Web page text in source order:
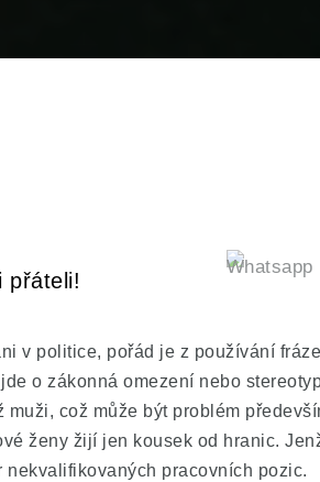
přáteli!
v politice, pořád je z používání fráze
o zákonná omezení nebo
což může být problém
ženy žijí jen kousek od hranic.
pracovních pozic.